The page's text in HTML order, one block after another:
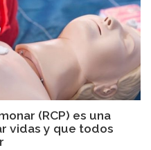
(RCP) es una
vidas y que todos